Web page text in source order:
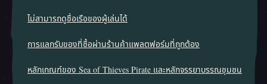
ไม่สามารถดูชื่อเรือของผู้เล่นได้
การแลกรับของที่ซื้อผ่านร้านค้าแพลตฟอร์มที่ถูกต้อง
หลักเกณฑ์ของ Sea of Thieves Pirate และหลักจรรยาบรรณชุมชน